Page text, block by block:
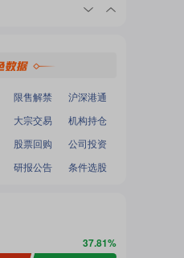
限售解禁
沪深港通
大宗交易
机构持仓
股票回购
公司投资
研报公告 条件选股
37.81%